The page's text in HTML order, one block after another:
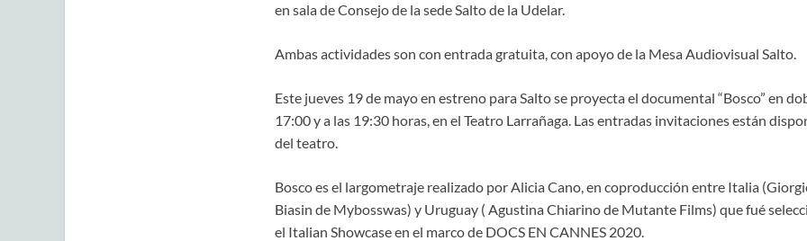
en sala de Consejo de la sede Salto de la Udelar.
Ambas actividades son con entrada gratuita, con apoyo de la Mesa Audiovisual Salto.
Este jueves 19 de mayo en estreno para Salto se proyecta el documental “Bosco” en
17:00 y a las 19:30 horas, en el Teatro Larrañaga. Las entradas invitaciones están
del teatro.
Bosco es el largometraje realizado por Alicia Cano, en coproducción entre Italia
Biasin de Mybosswas) y Uruguay ( Agustina Chiarino de Mutante Films) que fué
el Italian Showcase en el marco de DOCS EN CANNES 2020.